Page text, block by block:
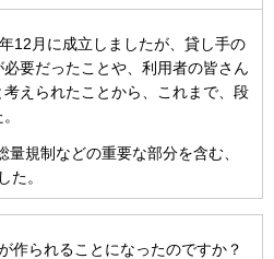
12月に成立しましたが、貸し手の
要だったことや、利用者の皆さん
えられたことから、これまで、段
規制などの重要な部分を含む、
た。
作られることになったのですか？